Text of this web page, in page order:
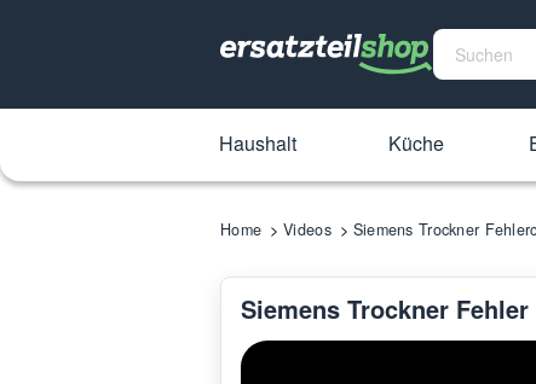
Haushalt Küche
Home Videos Siemens Trockner
Siemens Trockner Fehler